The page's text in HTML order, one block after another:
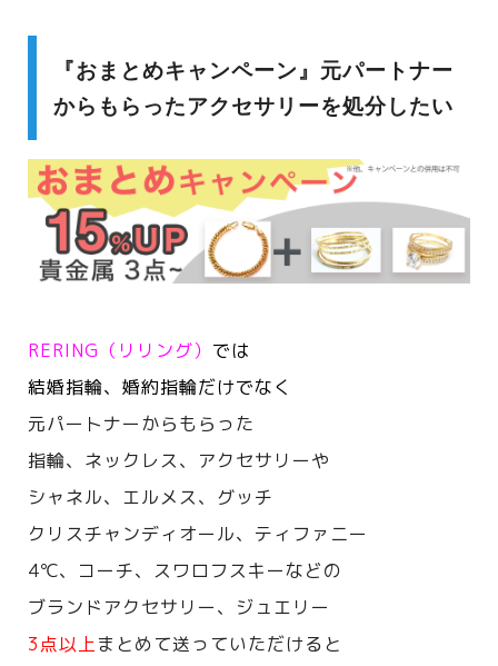
『おまとめキャンペーン』元パートナー
からもらったアクセサリーを処分したい
RERING（リリング） では
結婚指輪、婚約指輪だけでなく
元パートナーからもらった
指輪、ネックレス、アクセサリーや
シャネル、エルメス、 グッチ
クリスチャンディオール、ティファニー
4℃、コーチ、スワロフスキーなどの
ブランドアクセサリー、ジュエリー
3点以上まとめて送っていただけると